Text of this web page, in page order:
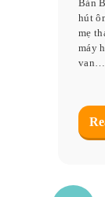
Bản
hút
mẹ
máy
van…